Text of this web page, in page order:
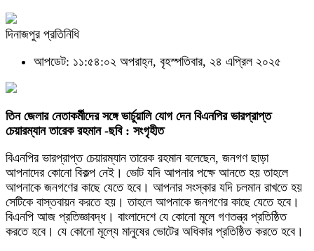
দিনাজপুর প্রতিনিধি
আপডেট: ১১:৫৪:০২ অপরাহ্ন, বৃহস্পতিবার, ২৪ এপ্রিল ২০২৫
তিন জেলার নেতাকর্মীদের সঙ্গে ভার্চুয়ালি যোগ দেন বিএনপির ভারপ্রাপ্ত
চেয়ারম্যান তারেক রহমান -ছবি : সংগৃহীত
বিএনপির ভারপ্রাপ্ত চেয়ারম্যান তারেক রহমান বলেছেন, জনগণ ছাড়া
আপনাদের কোনো বিকল্প নেই। ভোট যদি আপনার পক্ষে আনতে হয় তাহলে
আপনাকে জনগণের কাছে যেতে হবে। আপনার সংস্কার যদি চলমান রাখতে হয়
সেটিকে বাস্তবায়ন করতে হয়। তাহলে আপনাকে জনগণের কাছে যেতে হবে।
বিএনপি আজ প্রতিজ্ঞাবদ্ধ। বাংলাদেশে যে কোনো মূলে গণতন্ত্র প্রতিষ্ঠিত
করতে হবে। যে কোনো মূল্যে মানুষের ভোটের অধিকার প্রতিষ্ঠিত করতে হবে।